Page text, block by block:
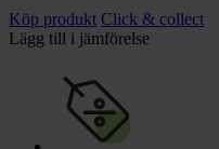
Köp produkt Click & collect
Lägg till i jämförelse